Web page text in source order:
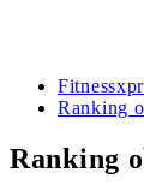
Ranking
Ranking